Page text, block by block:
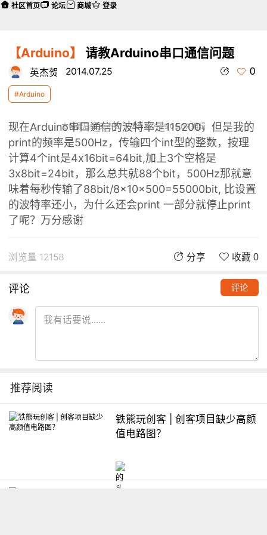
【Arduino】 请教Arduino串口通信问题
英杰贺 2014.07.25 0
#Arduino
本帖最后由 英杰贺 于 2014-7-25 05:07 编辑
现在Arduino串口通信的波特率是115200，但是我的
print的频率是500Hz，传输四个int型的整数，按理
计算4个int是4x16bit=64bit,加上3个空格是
3x8bit=24bit，那么总共就88个bit，500Hz那就意
味着每秒传输了88bit/8x10x500=55000bit, 比设置
的波特率还小， 为什么还会print 一部分就停止print
了呢？ 万分感谢
浏览量 12158 分享 收藏 0
评论 评论
推荐阅读
铁熊玩创客 | 创客项目缺少高颜
值电路图？
社区首页 论坛 商城 登录